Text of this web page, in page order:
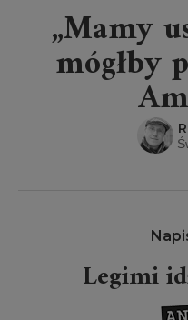
„Mamy
mógłby
Legimi